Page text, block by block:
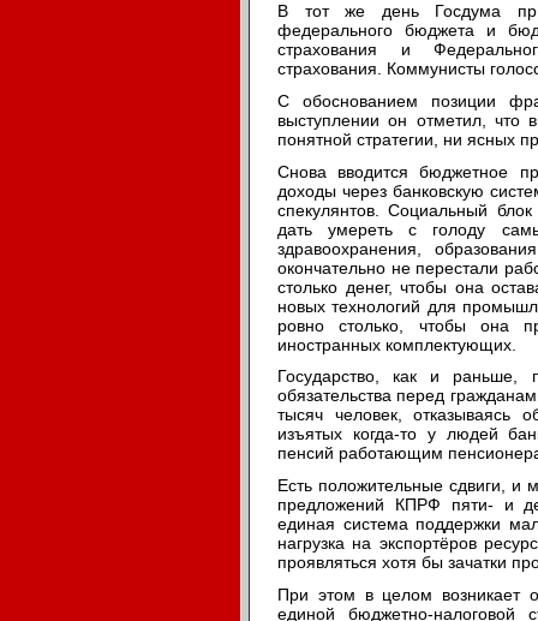
В тот же день Госдума
федерального бюджета и
страхования и
страхования. Коммунисты
С обоснованием позиции
выступлении он отметил,
понятной стратегии, ни ясных
Снова вводится бюджетное
доходы через банковскую
спекулянтов. Социальный
дать умереть с голоду
здравоохранения,
окончательно не перестали
столько денег, чтобы она
новых технологий для
ровно столько, чтобы она
иностранных комплектующих.
Государство, как и раньше,
обязательства перед
тысяч человек, отказываясь
изъятых когда-то у людей
пенсий работающим
Есть положительные сдвиги, и
предложений КПРФ пяти- и
единая система поддержки
нагрузка на экспортёров
проявляться хотя бы зачатки
При этом в целом возникает
единой бюджетно-налоговой